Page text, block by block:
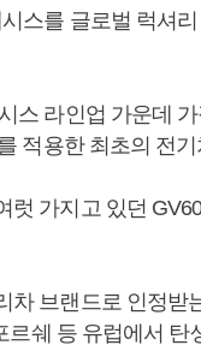
스를 글로벌 럭셔
스 라인업 가운데
적용한 최초의 전
럿 가지고 있던
차 브랜드로 인정받
르쉐 등 유럽에서